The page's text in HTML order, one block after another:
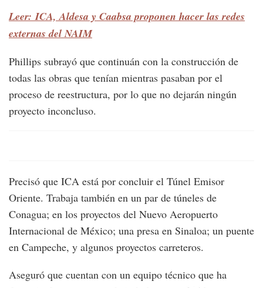
Leer: ICA, Aldesa y Caabsa proponen hacer las redes
externas del NAIM
Phillips subrayó que continuán con la construcción de
todas las obras que tenían mientras pasaban por el
proceso de reestructura, por lo que no dejarán ningún
proyecto inconcluso.
Precisó que ICA está por concluir el Túnel Emisor
Oriente. Trabaja también en un par de túneles de
Conagua; en los proyectos del Nuevo Aeropuerto
Internacional de México; una presa en Sinaloa; un puente
en Campeche, y algunos proyectos carreteros.
Aseguró que cuentan con un equipo técnico que ha